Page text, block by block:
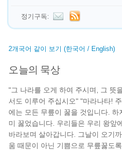
정기구독:
2개국어 같이 보기 (한국어 / English)
오늘의 묵상
"그 나라를 오게 하여 주시며, 그 뜻
서도 이루어 주십시오" "마라나타!
에는 모든 무릎이 꿇을 것입니다.
미 꿇었습니다. 우리들은 우리 왕앞
바라보며 살아갑니다. 그날이 오기
움 때문이 아닌 기쁨으로 무릎꿇도